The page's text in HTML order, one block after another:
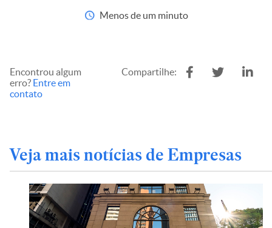
Menos de um minuto
Encontrou algum
erro? Entre em
contato
Compartilhe:
Veja mais notícias de Empresas